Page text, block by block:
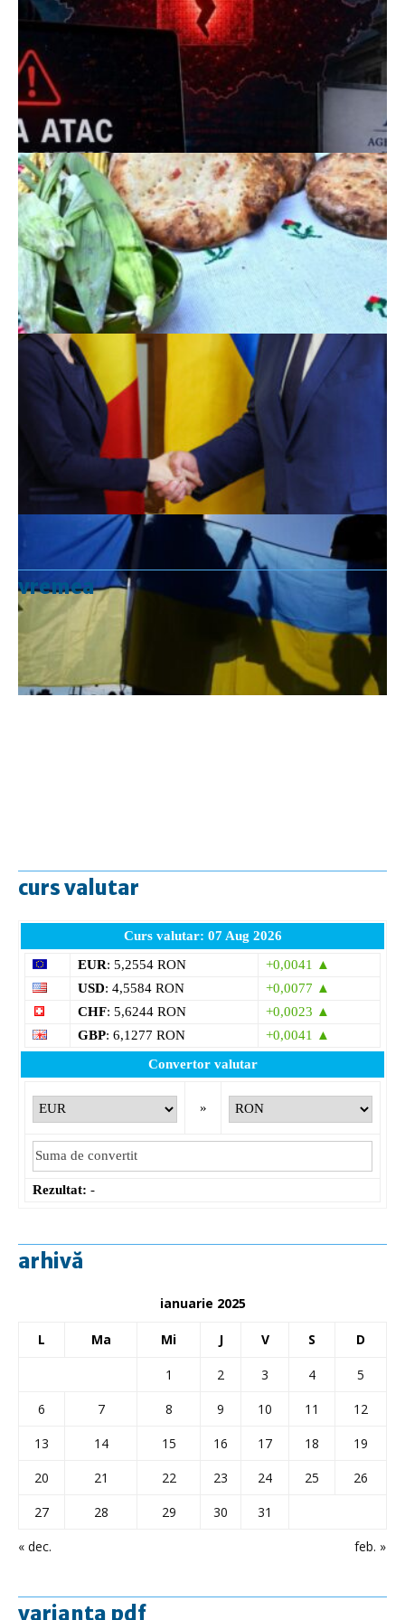
Scoruri fotbal
vremea
curs valutar
Curs valutar: 07 Aug 2026
EUR: 5,2554 RON
+0,0041 ▲
USD: 4,5584 RON
+0,0077 ▲
CHF: 5,6244 RON
+0,0023 ▲
GBP: 6,1277 RON
+0,0041 ▲
Convertor valutar
»
Rezultat: -
arhivă
ianuarie 2025
L Ma Mi J V S D
« dec. feb. »
1 2 3 4
5
6
7 8 9 10 11
12
13
14 15 16 17 18
19
20
21 22 23 24 25
26
27
28 29 30 31
varianta pdf